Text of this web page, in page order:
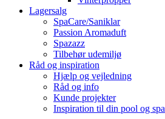
Lagersalg
SpaCare/Saniklar
Passion Aromaduft
Spazazz
Tilbehør udemiljø
Råd og inspiration
Hjælp og vejledning
Råd og info
Kunde projekter
Inspiration til din pool og spa